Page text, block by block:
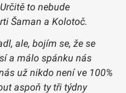
to nebude
Šaman a Kolotoč.
ale, bojím se, že se
a málo spánku nás
už nikdo není ve 100%
aspoň ty tři týdny